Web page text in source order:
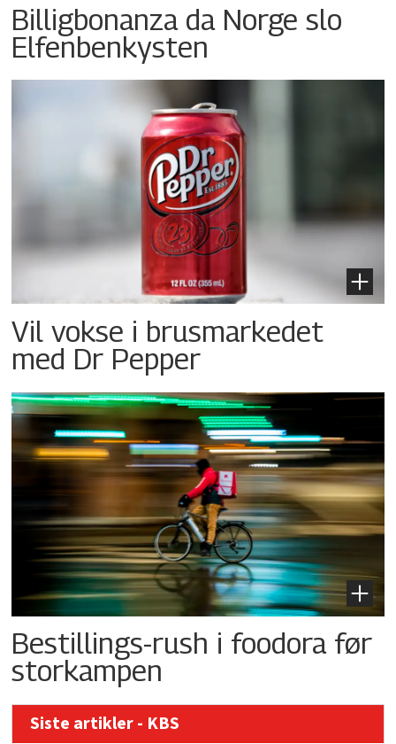
Billigbonanza da Norge slo
Elfenbenkysten
Vil vokse i brusmarkedet
med Dr Pepper
Bestillings-rush i foodora før
storkampen
Siste artikler - KBS